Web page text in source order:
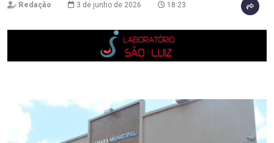
Redação 3 de junho de 2026 18:23